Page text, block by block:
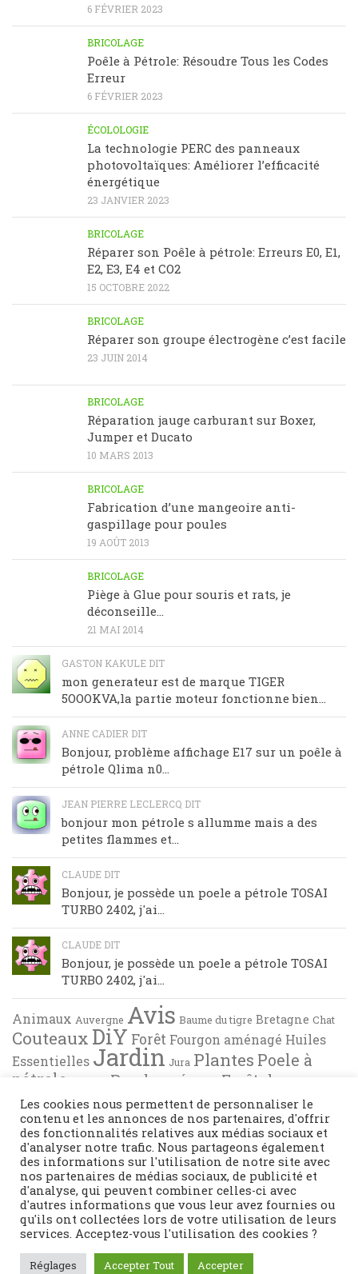
6 FÉVRIER 2023
BRICOLAGE
Poêle à Pétrole: Résoudre Tous les Codes
Erreur
6 FÉVRIER 2023
ÉCOLOLOGIE
La technologie PERC des panneaux
photovoltaïques: Améliorer l’efficacité
énergétique
23 JANVIER 2023
BRICOLAGE
Réparer son Poêle à pétrole: Erreurs E0, E1,
E2, E3, E4 et CO2
15 OCTOBRE 2022
BRICOLAGE
Réparer son groupe électrogène c’est facile
23 JUIN 2014
BRICOLAGE
Réparation jauge carburant sur Boxer,
Jumper et Ducato
10 MARS 2013
BRICOLAGE
Fabrication d’une mangeoire anti-
gaspillage pour poules
19 AOÛT 2013
BRICOLAGE
Piège à Glue pour souris et rats, je
déconseille…
21 MAI 2014
GASTON KAKULE DIT
mon generateur est de marque TIGER
5OOOKVA,la partie moteur fonctionne bien...
ANNE CADIER DIT
Bonjour, problème affichage E17 sur un poêle à
pétrole Qlima n0...
JEAN PIERRE LECLERCQ DIT
bonjour mon pétrole s allumme mais a des
petites flammes et...
CLAUDE DIT
Bonjour, je possède un poele a pétrole TOSAI
TURBO 2402, j'ai...
CLAUDE DIT
Bonjour, je possède un poele a pétrole TOSAI
TURBO 2402, j'ai...
Animaux Auvergne Avis Baume du tigre Bretagne Chat
Couteaux DiY Forêt Fourgon aménagé Huiles
Essentielles Jardin Jura Plantes Poele à
pétrole
Randonnée en Forêt de
Brocéliande Recette de cuisine Tests
Fièrement propulsé par - Conçu parThème Hueman
Les cookies nous permettent de personnaliser le
contenu et les annonces de nos partenaires, d'offrir
des fonctionnalités relatives aux médias sociaux et
d'analyser notre trafic. Nous partageons également
des informations sur l'utilisation de notre site avec
nos partenaires de médias sociaux, de publicité et
d'analyse, qui peuvent combiner celles-ci avec
d'autres informations que vous leur avez fournies ou
qu'ils ont collectées lors de votre utilisation de leurs
services. Acceptez-vous l'utilisation des cookies ?
Réglages Accepter Tout Accepter